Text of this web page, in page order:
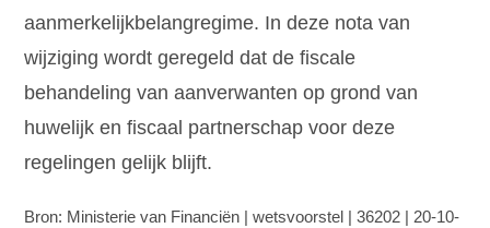
aanmerkelijkbelangregime. In deze nota van
wijziging wordt geregeld dat de fiscale
behandeling van aanverwanten op grond van
huwelijk en fiscaal partnerschap voor deze
regelingen gelijk blijft.
Bron: Ministerie van Financiën | wetsvoorstel | 36202 | 20-10-